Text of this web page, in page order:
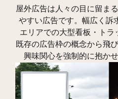
屋外広告は人々の目に留ま
やすい広告です。幅広く訴
エリアでの大型看板・ト
既存の広告枠の概念から飛
興味関心を強制的に抱か